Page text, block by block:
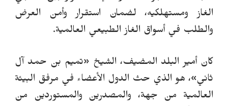
الغاز ومستهلكيه، لضمان استقرار وأمن العرض
والطلب في أسواق الغاز الطبيعي العالمية.
كان أمير البلد المضيف، الشيخ «تميم بن حمد آل
ثاني»، هو الذي حث الدول الأعضاء في مرفق البيئة
العالمية من جهة، والمصدرين والمستوردين من